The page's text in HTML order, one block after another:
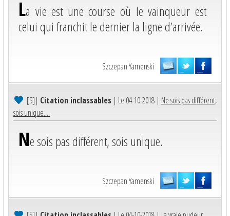
La vie est une course où le vainqueur est
celui qui franchit le dernier la ligne d’arrivée.
Szczepan Yamenski
[5]| Citation inclassables | Le 04-10-2018 | Ne sois pas différent,
sois unique....
Ne sois pas différent, sois unique.
Szczepan Yamenski